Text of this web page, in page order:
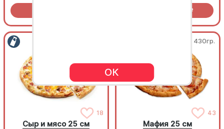
R
18
Сыр и мясо 25 см
430гр.
43
Мафия 25 см
ОК